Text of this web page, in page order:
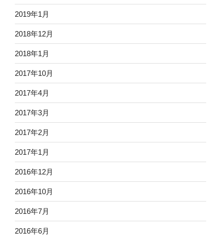
2019年1月
2018年12月
2018年1月
2017年10月
2017年4月
2017年3月
2017年2月
2017年1月
2016年12月
2016年10月
2016年7月
2016年6月